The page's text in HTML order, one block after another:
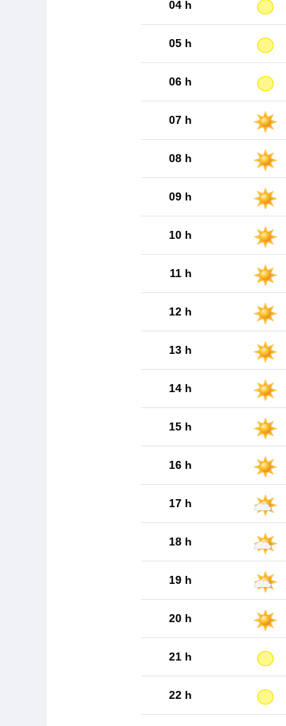
04 h
05 h
06 h
07 h
08 h
09 h
10 h
11 h
12 h
13 h
14 h
15 h
16 h
17 h
18 h
19 h
20 h
21 h
22 h